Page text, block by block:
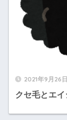
2021年9月26日
クセ毛とエ